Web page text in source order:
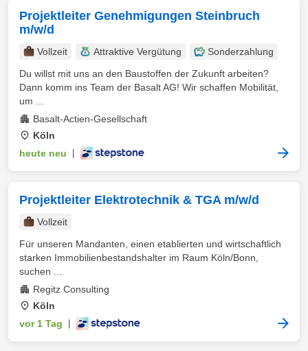
Projektleiter Genehmigungen Steinbruch
m/w/d
Vollzeit Attraktive Vergütung
Sonderzahlung
Du willst mit uns an den Baustoffen der Zukunft arbeiten?
Dann komm ins Team der Basalt AG! Wir schaffen Mobilität,
um ...
Basalt-Actien-Gesellschaft
Köln
heute neu
Projektleiter Elektrotechnik & TGA m/w/d
Vollzeit
Für unseren Mandanten, einen etablierten und wirtschaftlich
starken Immobilienbestandshalter im Raum Köln/Bonn,
suchen ...
Regitz Consulting
Köln
vor 1 Tag